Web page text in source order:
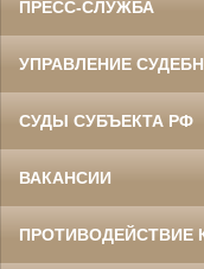
ПРЕСС-СЛУЖБА
УПРАВЛЕНИЕ
СУДЫ СУБЪЕКТА РФ
ВАКАНСИИ
ПРОТИВОДЕЙСТВИЕ